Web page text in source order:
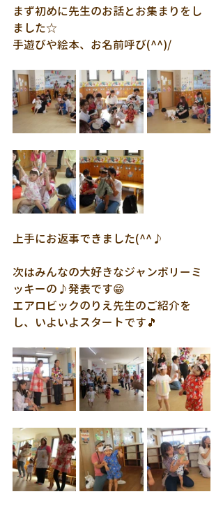
まず初めに先生のお話とお集まりをし
ました☆
手遊びや絵本、お名前呼び(^^)/
上手にお返事できました(^^♪
次はみんなの大好きなジャンボリーミ
ッキーの♪発表です😁
エアロビックのりえ先生のご紹介を
し、いよいよスタートです🎵